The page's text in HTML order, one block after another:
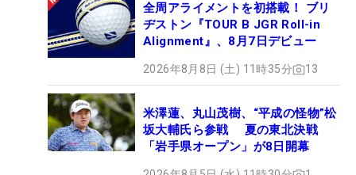
全周アライメントを初搭載！ ブリ
ヂストン『TOUR B JGR Roll-in
Alignment』、8月7日デビュー
2026年8月8日 (土) 11時35分 13
米澤蓮、丸山茂樹、“平成の怪物”松
坂大輔氏ら参戦 夏の東北決戦
「岩手県オープン」が8日開幕